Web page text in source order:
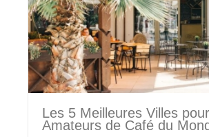
Les 5 Meilleures Villes
Amateurs de Café du